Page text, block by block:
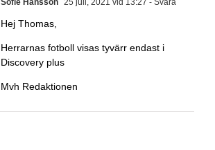
Sofie Hansson 25 juli, 2021 vid 13:27 - Svara
Hej Thomas,
Herrarnas fotboll visas tyvärr endast i
Discovery plus
Mvh Redaktionen